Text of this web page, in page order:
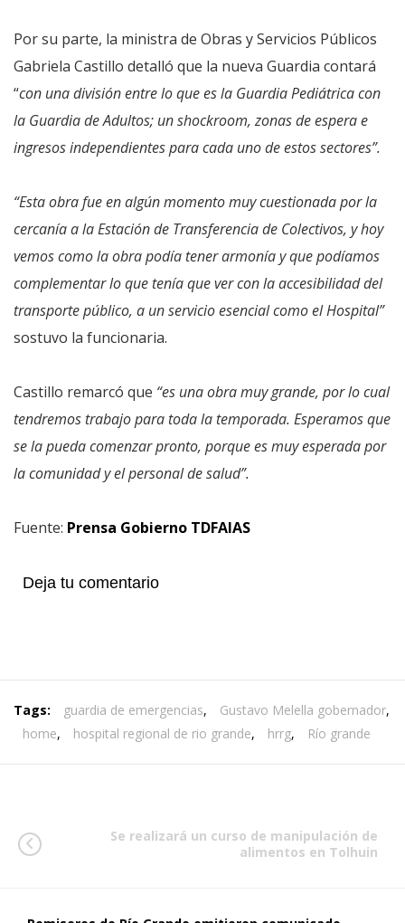
Por su parte, la ministra de Obras y Servicios Públicos
Gabriela Castillo detalló que la nueva Guardia contará
“con una división entre lo que es la Guardia Pediátrica con
la Guardia de Adultos; un shockroom, zonas de espera e
ingresos independientes para cada uno de estos sectores”.
“Esta obra fue en algún momento muy cuestionada por la
cercanía a la Estación de Transferencia de Colectivos, y hoy
vemos como la obra podía tener armonía y que podíamos
complementar lo que tenía que ver con la accesibilidad del
transporte público, a un servicio esencial como el Hospital”
sostuvo la funcionaria.
Castillo remarcó que “es una obra muy grande, por lo cual
tendremos trabajo para toda la temporada. Esperamos que
se la pueda comenzar pronto, porque es muy esperada por
la comunidad y el personal de salud”.
Fuente: Prensa Gobierno TDFAIAS
Deja tu comentario
Tags: guardia de emergencias, Gustavo Melella gobernador,
home, hospital regional de rio grande, hrrg, Río grande
Se realizará un curso de manipulación de
alimentos en Tolhuin